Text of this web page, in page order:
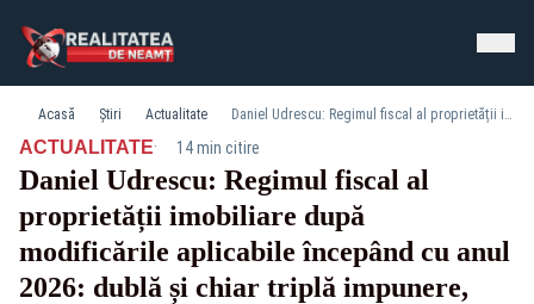
Acasă Știri Actualitate Daniel Udrescu: Regimul fiscal al proprietății imobiliare după modificările aplicabile începând cu anul 2026: dublă și chiar triplă impunere, incoerență sistemică și discriminare structurală între persoana fizică și persoana juridică
ACTUALITATE· 14 min citire
Daniel Udrescu: Regimul fiscal al
proprietății imobiliare după
modificările aplicabile începând cu anul
2026: dublă și chiar triplă impunere,